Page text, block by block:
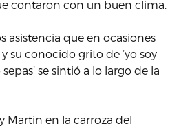
contaron con un buen clima.
asistencia que en ocasiones
su conocido grito de ‘yo soy
se sintió a lo largo de la
Martin en la carroza del